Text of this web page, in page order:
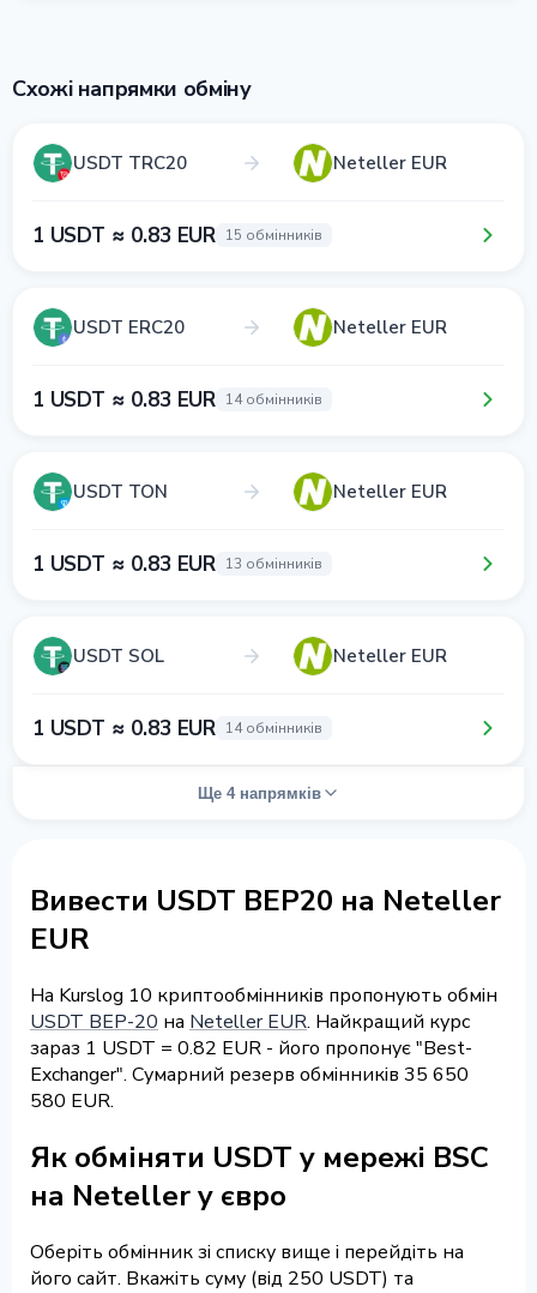
Схожі напрямки обміну
USDT TRC20 Neteller EUR
1 USDT ≈ 0.83 EUR 15 обмінників
USDT ERC20 Neteller EUR
1 USDT ≈ 0.83 EUR 14 обмінників
USDT TON Neteller EUR
1 USDT ≈ 0.83 EUR 13 обмінників
USDT SOL Neteller EUR
1 USDT ≈ 0.83 EUR 14 обмінників
Ще 4 напрямків
Вивести USDT BEP20 на Neteller
EUR
На Kurslog 10 криптообмінників пропонують обмін
USDT BEP-20 на Neteller EUR. Найкращий курс
зараз 1 USDT = 0.82 EUR - його пропонує "Best-
Exchanger". Сумарний резерв обмінників 35 650
580 EUR.
Як обміняти USDT у мережі BSC
на Neteller у євро
Оберіть обмінник зі списку вище і перейдіть на
його сайт. Вкажіть суму (від 250 USDT) та